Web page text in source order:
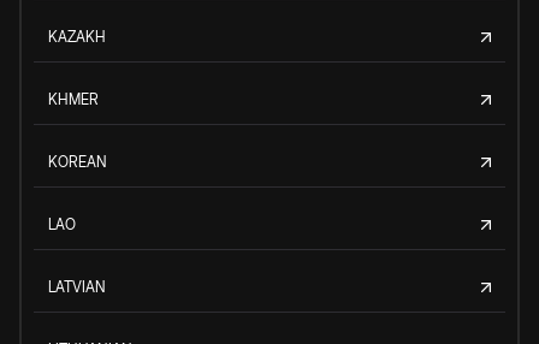
KAZAKH
KHMER
KOREAN
LAO
LATVIAN